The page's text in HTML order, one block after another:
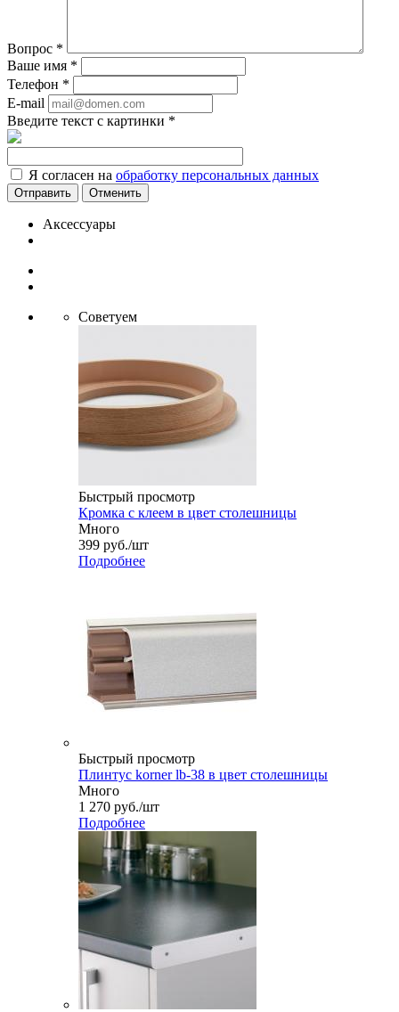
Вопрос *
Ваше имя *
Телефон *
E-mail
Введите текст с картинки *
Я согласен на обработку персональных данных
Отменить
Аксессуары
Советуем
Быстрый просмотр
Кромка с клеем в цвет столешницы
Много
399 руб./шт
Подробнее
Быстрый просмотр
Плинтус korner lb-38 в цвет столешницы
Много
1 270 руб./шт
Подробнее